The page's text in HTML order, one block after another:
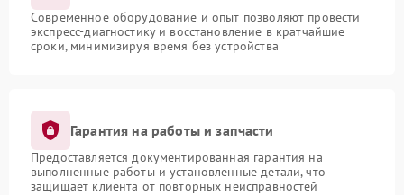
Современное оборудование и опыт позволяют провести
экспресс-диагностику и восстановление в кратчайшие
сроки, минимизируя время без устройства
Гарантия на работы и запчасти
Предоставляется документированная гарантия на
выполненные работы и установленные детали, что
защищает клиента от повторных неисправностей